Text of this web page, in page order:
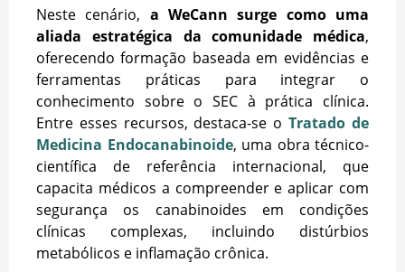
Neste cenário, a WeCann surge como uma
aliada estratégica da comunidade médica,
oferecendo formação baseada em evidências e
ferramentas práticas para integrar o
conhecimento sobre o SEC à prática clínica.
Entre esses recursos, destaca-se oTratado de
Medicina Endocanabinoide, uma obra técnico-
científica de referência internacional, que
capacita médicos a compreender e aplicar com
segurança os canabinoides em condições
clínicas complexas, incluindo distúrbios
metabólicos e inflamação crônica.